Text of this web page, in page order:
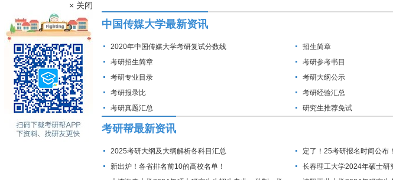
中国传媒大学最新资讯
2020年中国传媒大学考研复试分数线
招生简章
考研招生简章
考研参考书目
考研专业目录
考研大纲公示
考研报录比
考研经验汇总
考研真题汇总
研究生推荐免试
考研帮最新资讯
2025考研大纲及大纲解析各科目汇总
定了！25考研报名时间公布！
新出炉！各省排名前10的高校名单！
长春理工大学2024年硕士研
× 关闭